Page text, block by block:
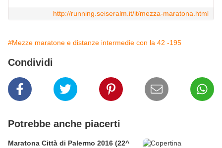
http://running.seiseralm.it/it/mezza-maratona.html
#Mezze maratone e distanze intermedie con la 42 -195
Condividi
Potrebbe anche piacerti
Maratona Città di Palermo 2016 (22^